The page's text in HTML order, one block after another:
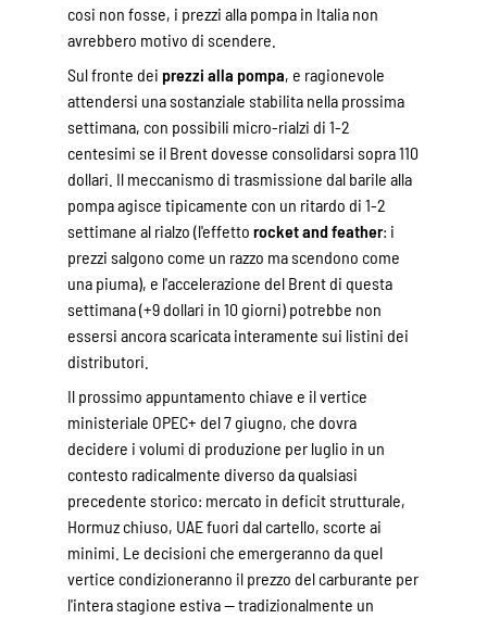
cosi non fosse, i prezzi alla pompa in Italia non
avrebbero motivo di scendere.
Sul fronte dei prezzi alla pompa, e ragionevole
attendersi una sostanziale stabilita nella prossima
settimana, con possibili micro-rialzi di 1-2
centesimi se il Brent dovesse consolidarsi sopra 110
dollari. Il meccanismo di trasmissione dal barile alla
pompa agisce tipicamente con un ritardo di 1-2
settimane al rialzo (l'effetto rocket and feather: i
prezzi salgono come un razzo ma scendono come
una piuma), e l'accelerazione del Brent di questa
settimana (+9 dollari in 10 giorni) potrebbe non
essersi ancora scaricata interamente sui listini dei
distributori.
Il prossimo appuntamento chiave e il vertice
ministeriale OPEC+ del 7 giugno, che dovra
decidere i volumi di produzione per luglio in un
contesto radicalmente diverso da qualsiasi
precedente storico: mercato in deficit strutturale,
Hormuz chiuso, UAE fuori dal cartello, scorte ai
minimi. Le decisioni che emergeranno da quel
vertice condizioneranno il prezzo del carburante per
l'intera stagione estiva — tradizionalmente un